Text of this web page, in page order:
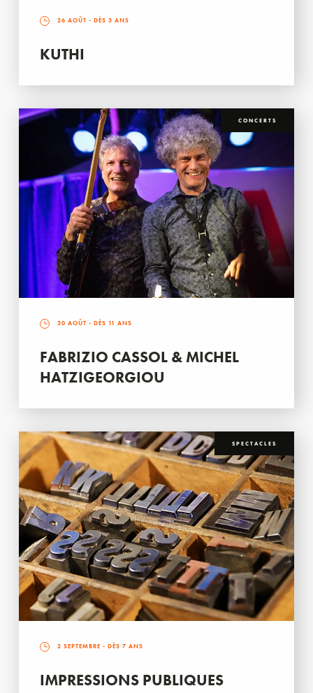
26 AOÛT - DÈS 3 ANS
KUTHI
CONCERTS
30 AOÛT - DÈS 11 ANS
FABRIZIO CASSOL & MICHEL
HATZIGEORGIOU
SPECTACLES
2 SEPTEMBRE - DÈS 7 ANS
IMPRESSIONS PUBLIQUES